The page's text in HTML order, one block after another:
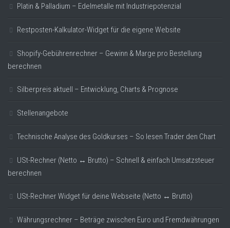
Platin & Palladium – Edelmetalle mit Industriepotenzial
Restposten-Kalkulator-Widget für die eigene Website
Shopify-Gebührenrechner – Gewinn & Marge pro Bestellung
berechnen
Silberpreis aktuell – Entwicklung, Charts & Prognose
Stellenangebote
Technische Analyse des Goldkurses – So lesen Trader den Chart
USt-Rechner (Netto ↔ Brutto) – Schnell & einfach Umsatzsteuer
berechnen
USt-Rechner Widget für deine Webseite (Netto ↔ Brutto)
Währungsrechner – Beträge zwischen Euro und Fremdwährungen